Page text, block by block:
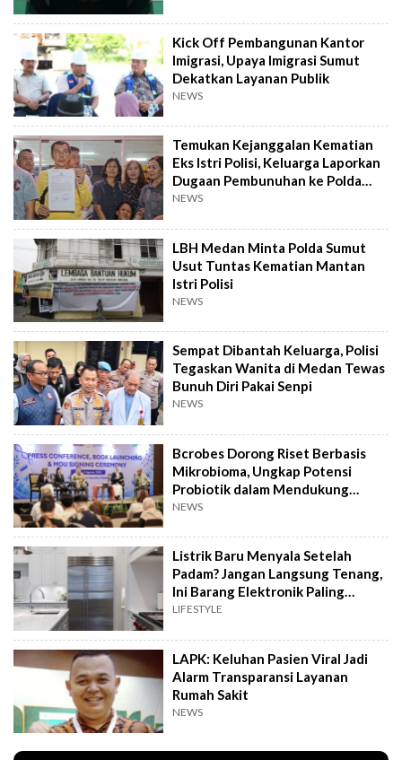
Kick Off Pembangunan Kantor
Imigrasi, Upaya Imigrasi Sumut
Dekatkan Layanan Publik
NEWS
Temukan Kejanggalan Kematian
Eks Istri Polisi, Keluarga Laporkan
Dugaan Pembunuhan ke Polda
Sumut
NEWS
LBH Medan Minta Polda Sumut
Usut Tuntas Kematian Mantan
Istri Polisi
NEWS
Sempat Dibantah Keluarga, Polisi
Tegaskan Wanita di Medan Tewas
Bunuh Diri Pakai Senpi
NEWS
Bcrobes Dorong Riset Berbasis
Mikrobioma, Ungkap Potensi
Probiotik dalam Mendukung
Terapi Jerawat
NEWS
Listrik Baru Menyala Setelah
Padam? Jangan Langsung Tenang,
Ini Barang Elektronik Paling
Rawan Rusak
LIFESTYLE
LAPK: Keluhan Pasien Viral Jadi
Alarm Transparansi Layanan
Rumah Sakit
NEWS